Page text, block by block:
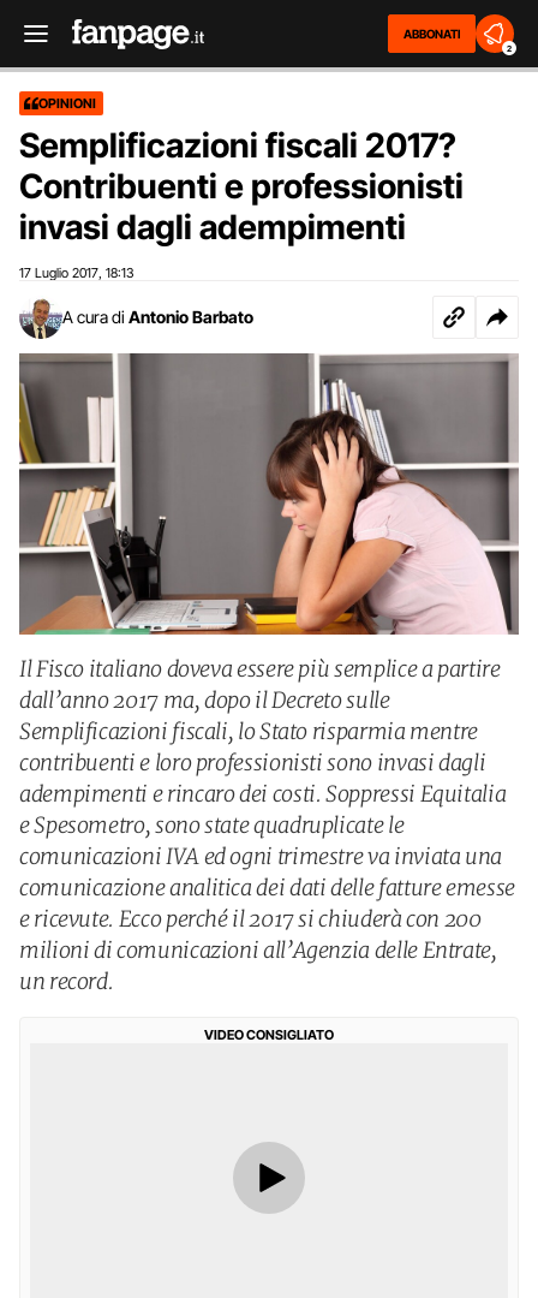
ABBONATI
2
OPINIONI
Semplificazioni fiscali 2017?
Contribuenti e professionisti
invasi dagli adempimenti
17 Luglio 2017 18:13
A cura di Antonio Barbato
Il Fisco italiano doveva essere più semplice a partire
dall’anno 2017 ma, dopo il Decreto sulle
Semplificazioni fiscali, lo Stato risparmia mentre
contribuenti e loro professionisti sono invasi dagli
adempimenti e rincaro dei costi. Soppressi Equitalia
e Spesometro, sono state quadruplicate le
comunicazioni IVA ed ogni trimestre va inviata una
comunicazione analitica dei dati delle fatture emesse
e ricevute. Ecco perché il 2017 si chiuderà con 200
milioni di comunicazioni all’Agenzia delle Entrate,
un record.
VIDEO CONSIGLIATO